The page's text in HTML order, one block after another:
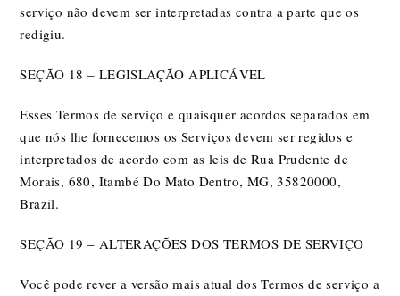
serviço não devem ser interpretadas contra a parte que os
redigiu.
SEÇÃO 18 – LEGISLAÇÃO APLICÁVEL
Esses Termos de serviço e quaisquer acordos separados em
que nós lhe fornecemos os Serviços devem ser regidos e
interpretados de acordo com as leis de Rua Prudente de
Morais, 680, Itambé Do Mato Dentro, MG, 35820000,
Brazil.
SEÇÃO 19 – ALTERAÇÕES DOS TERMOS DE SERVIÇO
Você pode rever a versão mais atual dos Termos de serviço a